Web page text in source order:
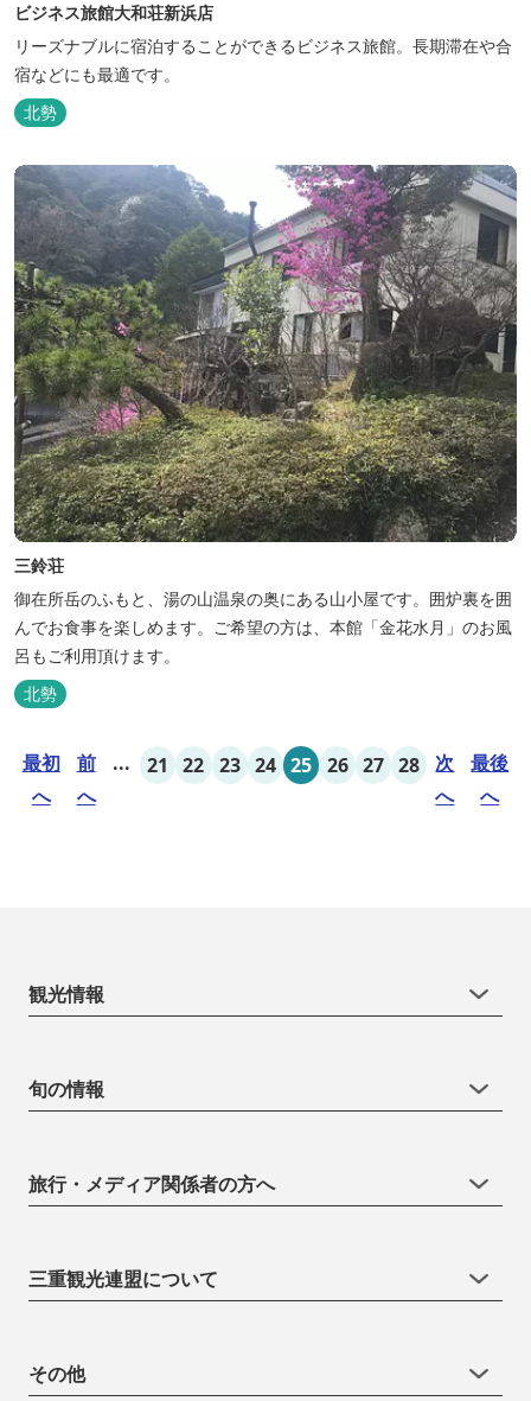
ビジネス旅館大和荘新浜店
リーズナブルに宿泊することができるビジネス旅館。長期滞在や合
宿などにも最適です。
北勢
三鈴荘
御在所岳のふもと、湯の山温泉の奥にある山小屋です。囲炉裏を囲
んでお食事を楽しめます。ご希望の方は、本館「金花水月」のお風
呂もご利用頂けます。
北勢
最初
へ
前
へ
... 21 22 23 24 25 26 27 28
次
へ
最後
へ
観光情報
旬の情報
旅行・メディア関係者の方へ
三重観光連盟について
その他